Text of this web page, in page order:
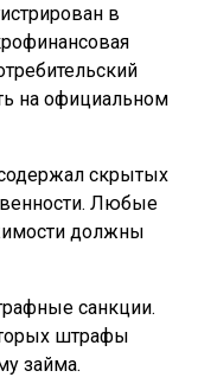
в
на официальном
скрытых
Любые
должны
санкции.
штрафы
займа.